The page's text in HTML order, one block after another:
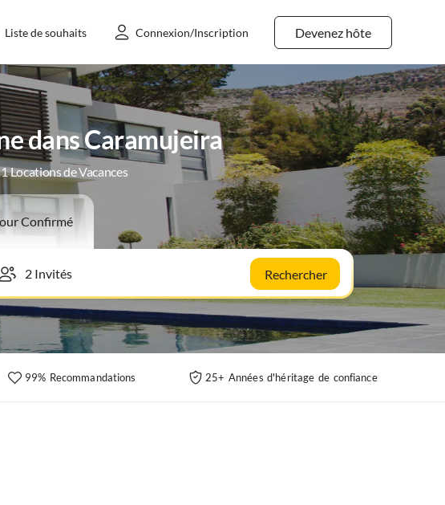
Devenez hôte
Liste de souhaits Connexion/Inscription
dans Caramujeira
Locations de Vacances
Confirmé
Rechercher
99% Recommandations 25+ Années d'héritage de confiance